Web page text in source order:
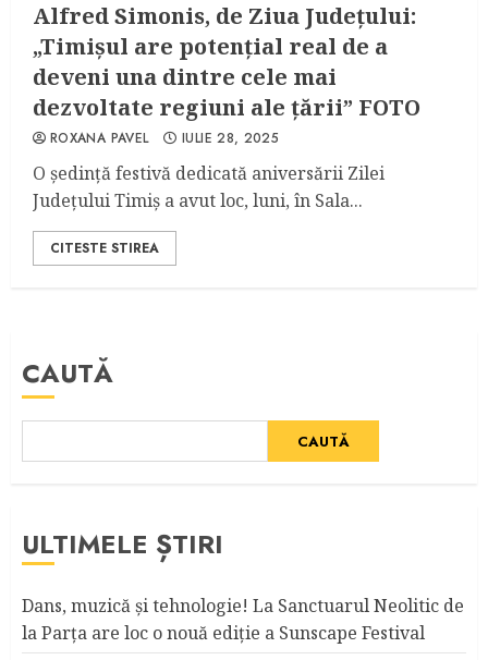
Alfred Simonis, de Ziua Județului:
„Timișul are potențial real de a
deveni una dintre cele mai
dezvoltate regiuni ale țării” FOTO
ROXANA PAVEL IULIE 28, 2025
O ședință festivă dedicată aniversării Zilei
Județului Timiș a avut loc, luni, în Sala...
CITESTE STIREA
CAUTĂ
CAUTĂ
ULTIMELE ȘTIRI
Dans, muzică şi tehnologie! La Sanctuarul Neolitic de
la Parţa are loc o nouă ediţie a Sunscape Festival